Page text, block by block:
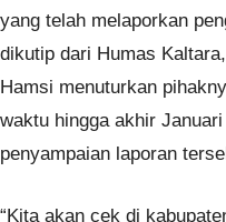
yang telah melaporkan
dikutip dari Humas
Hamsi menuturkan
waktu hingga akhir
penyampaian laporan
“Kita akan cek di